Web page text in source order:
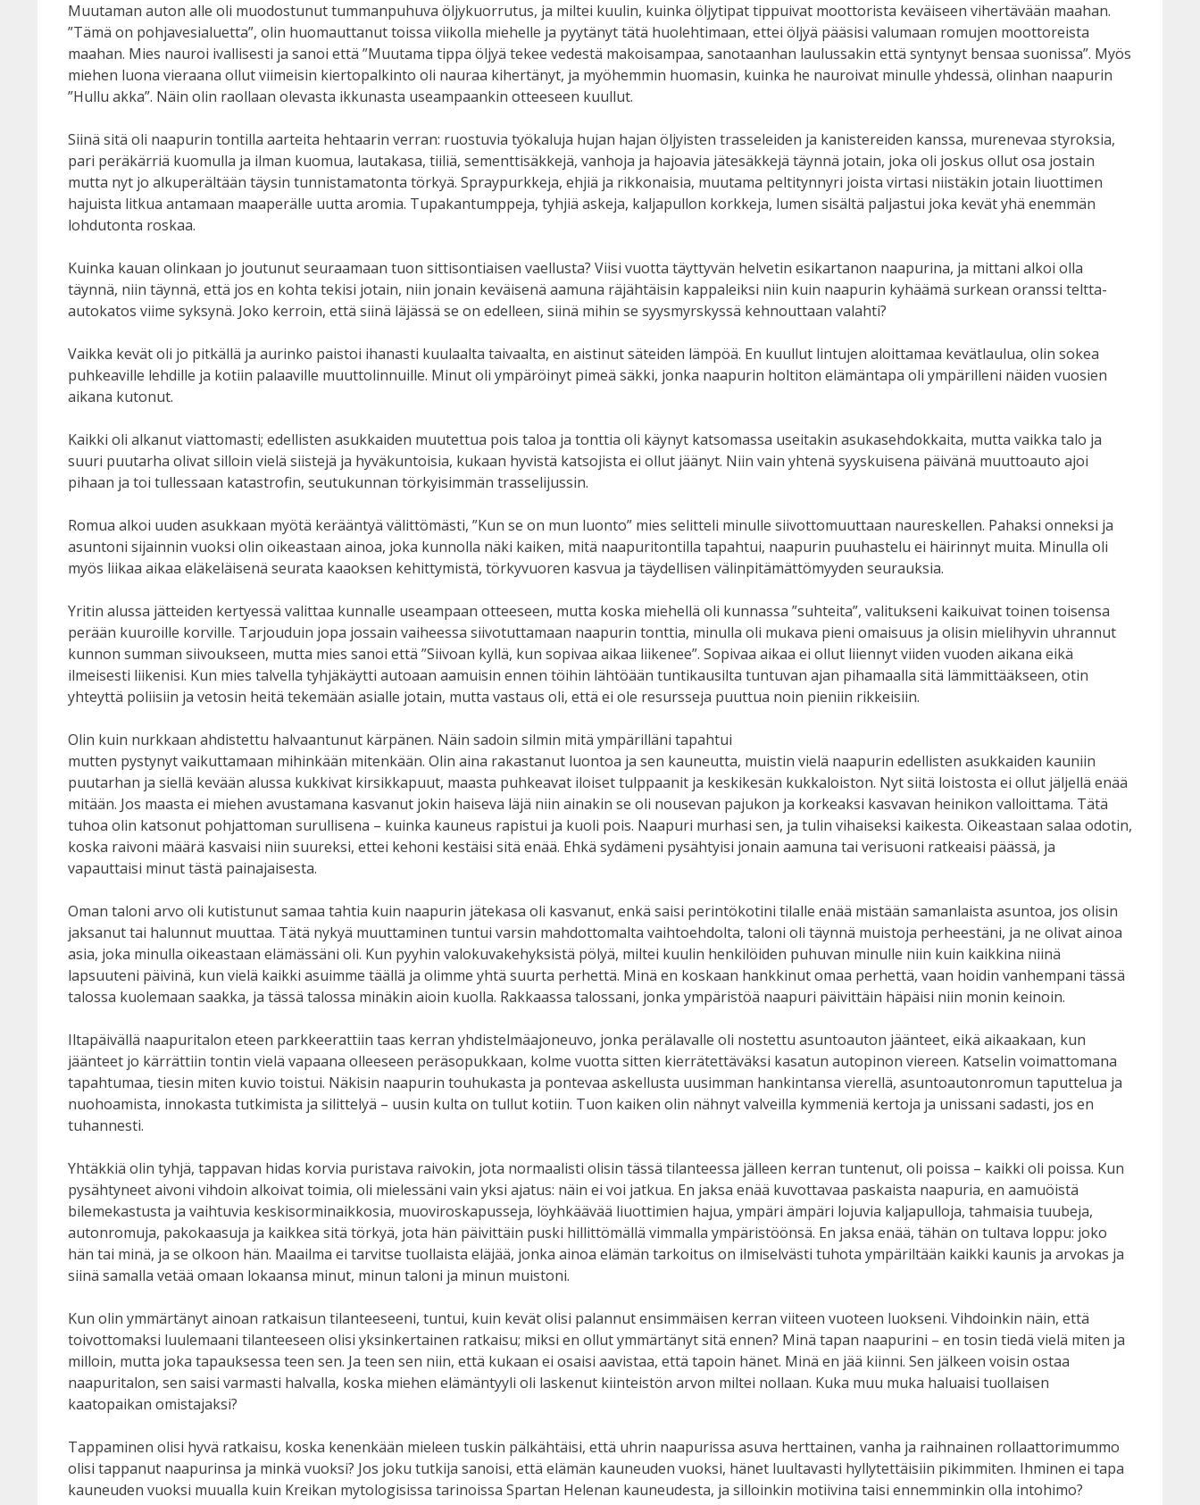
Muutaman auton alle oli muodostunut tummanpuhuva öljykuorrutus, ja miltei kuulin, kuinka öljytipat tippuivat moottorista keväiseen vihertävään maahan.
”Tämä on pohjavesialuetta”, olin huomauttanut toissa viikolla miehelle ja pyytänyt tätä huolehtimaan, ettei öljyä pääsisi valumaan romujen moottoreista
maahan. Mies nauroi ivallisesti ja sanoi että ”Muutama tippa öljyä tekee vedestä makoisampaa, sanotaanhan laulussakin että syntynyt bensaa suonissa”. Myös
miehen luona vieraana ollut viimeisin kiertopalkinto oli nauraa kihertänyt, ja myöhemmin huomasin, kuinka he nauroivat minulle yhdessä, olinhan naapurin
”Hullu akka”. Näin olin raollaan olevasta ikkunasta useampaankin otteeseen kuullut.
Siinä sitä oli naapurin tontilla aarteita hehtaarin verran: ruostuvia työkaluja hujan hajan öljyisten trasseleiden ja kanistereiden kanssa, murenevaa styroksia,
pari peräkärriä kuomulla ja ilman kuomua, lautakasa, tiiliä, sementtisäkkejä, vanhoja ja hajoavia jätesäkkejä täynnä jotain, joka oli joskus ollut osa jostain
mutta nyt jo alkuperältään täysin tunnistamatonta törkyä. Spraypurkkeja, ehjiä ja rikkonaisia, muutama peltitynnyri joista virtasi niistäkin jotain liuottimen
hajuista litkua antamaan maaperälle uutta aromia. Tupakantumppeja, tyhjiä askeja, kaljapullon korkkeja, lumen sisältä paljastui joka kevät yhä enemmän
lohdutonta roskaa.
Kuinka kauan olinkaan jo joutunut seuraamaan tuon sittisontiaisen vaellusta? Viisi vuotta täyttyvän helvetin esikartanon naapurina, ja mittani alkoi olla
täynnä, niin täynnä, että jos en kohta tekisi jotain, niin jonain keväisenä aamuna räjähtäisin kappaleiksi niin kuin naapurin kyhäämä surkean oranssi teltta-
autokatos viime syksynä. Joko kerroin, että siinä läjässä se on edelleen, siinä mihin se syysmyrskyssä kehnouttaan valahti?
Vaikka kevät oli jo pitkällä ja aurinko paistoi ihanasti kuulaalta taivaalta, en aistinut säteiden lämpöä. En kuullut lintujen aloittamaa kevätlaulua, olin sokea
puhkeaville lehdille ja kotiin palaaville muuttolinnuille. Minut oli ympäröinyt pimeä säkki, jonka naapurin holtiton elämäntapa oli ympärilleni näiden vuosien
aikana kutonut.
Kaikki oli alkanut viattomasti; edellisten asukkaiden muutettua pois taloa ja tonttia oli käynyt katsomassa useitakin asukasehdokkaita, mutta vaikka talo ja
suuri puutarha olivat silloin vielä siistejä ja hyväkuntoisia, kukaan hyvistä katsojista ei ollut jäänyt. Niin vain yhtenä syyskuisena päivänä muuttoauto ajoi
pihaan ja toi tullessaan katastrofin, seutukunnan törkyisimmän trasselijussin.
Romua alkoi uuden asukkaan myötä kerääntyä välittömästi, ”Kun se on mun luonto” mies selitteli minulle siivottomuuttaan naureskellen. Pahaksi onneksi ja
asuntoni sijainnin vuoksi olin oikeastaan ainoa, joka kunnolla näki kaiken, mitä naapuritontilla tapahtui, naapurin puuhastelu ei häirinnyt muita. Minulla oli
myös liikaa aikaa eläkeläisenä seurata kaaoksen kehittymistä, törkyvuoren kasvua ja täydellisen välinpitämättömyyden seurauksia.
Yritin alussa jätteiden kertyessä valittaa kunnalle useampaan otteeseen, mutta koska miehellä oli kunnassa ”suhteita”, valitukseni kaikuivat toinen toisensa
perään kuuroille korville. Tarjouduin jopa jossain vaiheessa siivotuttamaan naapurin tonttia, minulla oli mukava pieni omaisuus ja olisin mielihyvin uhrannut
kunnon summan siivoukseen, mutta mies sanoi että ”Siivoan kyllä, kun sopivaa aikaa liikenee”. Sopivaa aikaa ei ollut liiennyt viiden vuoden aikana eikä
ilmeisesti liikenisi. Kun mies talvella tyhjäkäytti autoaan aamuisin ennen töihin lähtöään tuntikausilta tuntuvan ajan pihamaalla sitä lämmittääkseen, otin
yhteyttä poliisiin ja vetosin heitä tekemään asialle jotain, mutta vastaus oli, että ei ole resursseja puuttua noin pieniin rikkeisiin.
Olin kuin nurkkaan ahdistettu halvaantunut kärpänen. Näin sadoin silmin mitä ympärilläni tapahtui
mutten pystynyt vaikuttamaan mihinkään mitenkään. Olin aina rakastanut luontoa ja sen kauneutta, muistin vielä naapurin edellisten asukkaiden kauniin
puutarhan ja siellä kevään alussa kukkivat kirsikkapuut, maasta puhkeavat iloiset tulppaanit ja keskikesän kukkaloiston. Nyt siitä loistosta ei ollut jäljellä enää
mitään. Jos maasta ei miehen avustamana kasvanut jokin haiseva läjä niin ainakin se oli nousevan pajukon ja korkeaksi kasvavan heinikon valloittama. Tätä
tuhoa olin katsonut pohjattoman surullisena – kuinka kauneus rapistui ja kuoli pois. Naapuri murhasi sen, ja tulin vihaiseksi kaikesta. Oikeastaan salaa odotin,
koska raivoni määrä kasvaisi niin suureksi, ettei kehoni kestäisi sitä enää. Ehkä sydämeni pysähtyisi jonain aamuna tai verisuoni ratkeaisi päässä, ja
vapauttaisi minut tästä painajaisesta.
Oman taloni arvo oli kutistunut samaa tahtia kuin naapurin jätekasa oli kasvanut, enkä saisi perintökotini tilalle enää mistään samanlaista asuntoa, jos olisin
jaksanut tai halunnut muuttaa. Tätä nykyä muuttaminen tuntui varsin mahdottomalta vaihtoehdolta, taloni oli täynnä muistoja perheestäni, ja ne olivat ainoa
asia, joka minulla oikeastaan elämässäni oli. Kun pyyhin valokuvakehyksistä pölyä, miltei kuulin henkilöiden puhuvan minulle niin kuin kaikkina niinä
lapsuuteni päivinä, kun vielä kaikki asuimme täällä ja olimme yhtä suurta perhettä. Minä en koskaan hankkinut omaa perhettä, vaan hoidin vanhempani tässä
talossa kuolemaan saakka, ja tässä talossa minäkin aioin kuolla. Rakkaassa talossani, jonka ympäristöä naapuri päivittäin häpäisi niin monin keinoin.
Iltapäivällä naapuritalon eteen parkkeerattiin taas kerran yhdistelmäajoneuvo, jonka perälavalle oli nostettu asuntoauton jäänteet, eikä aikaakaan, kun
jäänteet jo kärrättiin tontin vielä vapaana olleeseen peräsopukkaan, kolme vuotta sitten kierrätettäväksi kasatun autopinon viereen. Katselin voimattomana
tapahtumaa, tiesin miten kuvio toistui. Näkisin naapurin touhukasta ja pontevaa askellusta uusimman hankintansa vierellä, asuntoautonromun taputtelua ja
nuohoamista, innokasta tutkimista ja silittelyä – uusin kulta on tullut kotiin. Tuon kaiken olin nähnyt valveilla kymmeniä kertoja ja unissani sadasti, jos en
tuhannesti.
Yhtäkkiä olin tyhjä, tappavan hidas korvia puristava raivokin, jota normaalisti olisin tässä tilanteessa jälleen kerran tuntenut, oli poissa – kaikki oli poissa. Kun
pysähtyneet aivoni vihdoin alkoivat toimia, oli mielessäni vain yksi ajatus: näin ei voi jatkua. En jaksa enää kuvottavaa paskaista naapuria, en aamuöistä
bilemekastusta ja vaihtuvia keskisorminaikkosia, muoviroskapusseja, löyhkäävää liuottimien hajua, ympäri ämpäri lojuvia kaljapulloja, tahmaisia tuubeja,
autonromuja, pakokaasuja ja kaikkea sitä törkyä, jota hän päivittäin puski hillittömällä vimmalla ympäristöönsä. En jaksa enää, tähän on tultava loppu: joko
hän tai minä, ja se olkoon hän. Maailma ei tarvitse tuollaista eläjää, jonka ainoa elämän tarkoitus on ilmiselvästi tuhota ympäriltään kaikki kaunis ja arvokas ja
siinä samalla vetää omaan lokaansa minut, minun taloni ja minun muistoni.
Kun olin ymmärtänyt ainoan ratkaisun tilanteeseeni, tuntui, kuin kevät olisi palannut ensimmäisen kerran viiteen vuoteen luokseni. Vihdoinkin näin, että
toivottomaksi luulemaani tilanteeseen olisi yksinkertainen ratkaisu; miksi en ollut ymmärtänyt sitä ennen? Minä tapan naapurini – en tosin tiedä vielä miten ja
milloin, mutta joka tapauksessa teen sen. Ja teen sen niin, että kukaan ei osaisi aavistaa, että tapoin hänet. Minä en jää kiinni. Sen jälkeen voisin ostaa
naapuritalon, sen saisi varmasti halvalla, koska miehen elämäntyyli oli laskenut kiinteistön arvon miltei nollaan. Kuka muu muka haluaisi tuollaisen
kaatopaikan omistajaksi?
Tappaminen olisi hyvä ratkaisu, koska kenenkään mieleen tuskin pälkähtäisi, että uhrin naapurissa asuva herttainen, vanha ja raihnainen rollaattorimummo
olisi tappanut naapurinsa ja minkä vuoksi? Jos joku tutkija sanoisi, että elämän kauneuden vuoksi, hänet luultavasti hyllytettäisiin pikimmiten. Ihminen ei tapa
kauneuden vuoksi muualla kuin Kreikan mytologisissa tarinoissa Spartan Helenan kauneudesta, ja silloinkin motiivina taisi ennemminkin olla intohimo?